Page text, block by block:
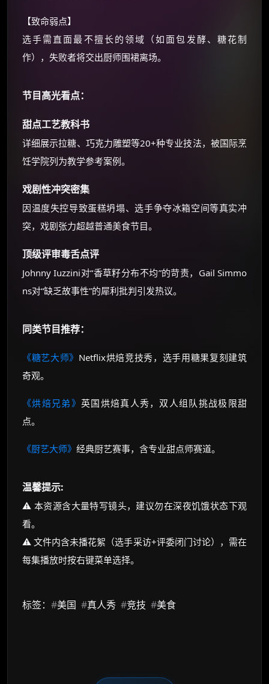
【致命弱点】
选手需直面最不擅长的领域（如面包发酵、糖花制
作），失败者将交出厨师围裙离场。
节目高光看点：
甜点工艺教科书
详细展示拉糖、巧克力雕塑等20+种专业技法，被国际烹
饪学院列为教学参考案例。
戏剧性冲突密集
因温度失控导致蛋糕坍塌、选手争夺冰箱空间等真实冲
突，戏剧张力超越普通美食节目。
顶级评审毒舌点评
Johnny Iuzzini对“香草籽分布不均”的苛责，Gail Simmo
ns对“缺乏故事性”的犀利批判引发热议。
同类节目推荐：
《糖艺大师》 Netflix烘焙竞技秀，选手用糖果复刻建筑
奇观。
《烘焙兄弟》 英国烘焙真人秀，双人组队挑战极限甜
点。
《厨艺大师》 经典厨艺赛事，含专业甜点师赛道。
温馨提示:
⚠️ 本资源含大量特写镜头，建议勿在深夜饥饿状态下观
看。
⚠️ 文件内含未播花絮（选手采访+评委闭门讨论），需在
每集播放时按右键菜单选择。
标签： #美国 #真人秀 #竞技 #美食